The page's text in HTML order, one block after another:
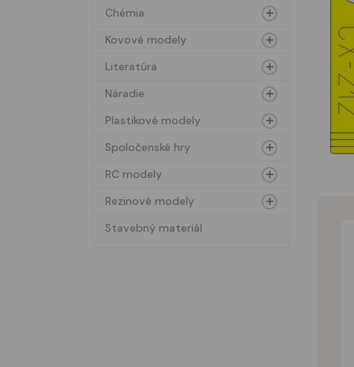
Chémia
Kovové modely
Literatúra
Náradie
Plastikové modely
Spoločenské hry
RC modely
Rezinové modely
Stavebný materiál